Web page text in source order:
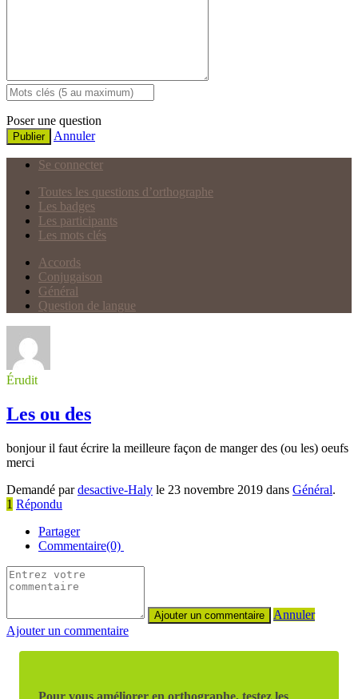
Poser une question
Publier Annuler
Se connecter
Toutes les questions d’orthographe
Les badges
Les participants
Les mots clés
Accords
Conjugaison
Général
Question de langue
Érudit
Les ou des
bonjour il faut écrire la meilleure façon de manger des (ou les) oeufs
merci
Demandé pardesactive-Haly le 23 novembre 2019 dans Général.
1 Répondu
Partager
Commentaire(0)
Annuler
Ajouter un commentaire
Pour vous améliorer en orthographe, testez les